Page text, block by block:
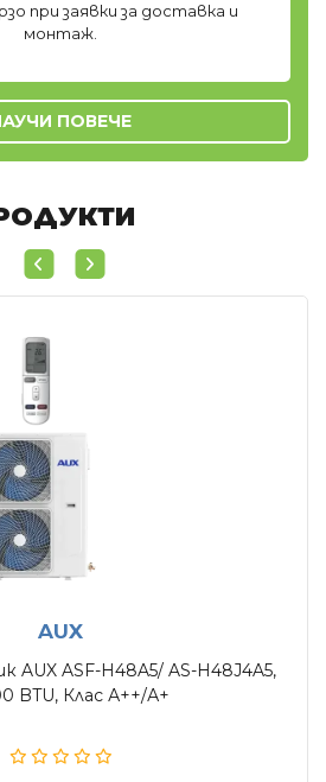
при заявки за доставка и
монтаж.
ПОВЕЧЕ
AUX
AUX ASF-H48A5/ AS-H48J4A5,
BTU, Клас А++/А+